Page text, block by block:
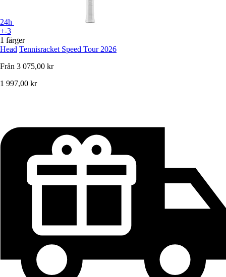
24h
+-3
1 färger
Head Tennisracket Speed Tour 2026
Från 3 075,00 kr
1 997,00 kr